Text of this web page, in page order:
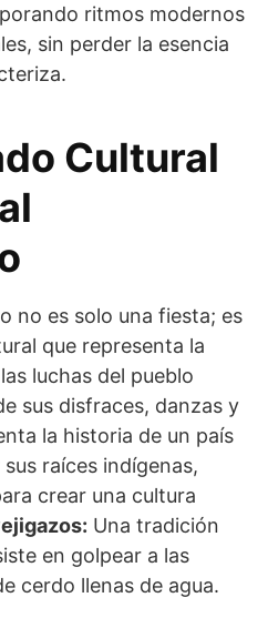
ritmos modernos
sin perder la esencia
Cultural
no es solo una fiesta; es
que representa la
luchas del pueblo
sus disfraces, danzas y
la historia de un país
raíces indígenas,
crear una cultura
Una tradición
en golpear a las
cerdo llenas de agua.